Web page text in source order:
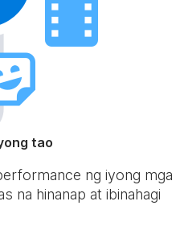
tao
ng iyong mga
na hinanap at ibinahagi